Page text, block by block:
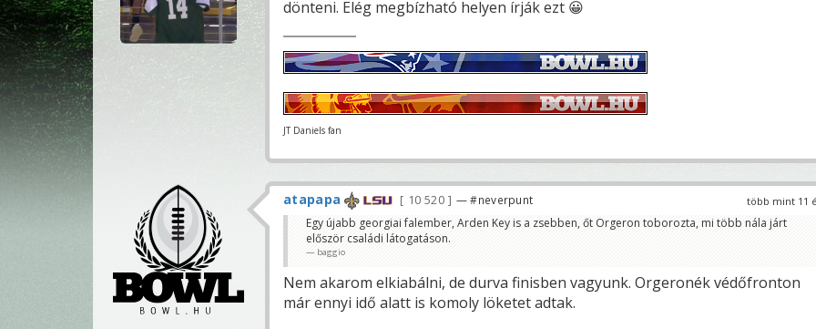
dönteni. Elég megbízható helyen írják ezt 😀
JT Daniels fan
több mint 11
atapapa 10 520 — #neverpunt
Egy újabb georgiai falember, Arden Key is a zsebben, őt Orgeron toborozta, mi több nála járt
először családi látogatáson.
baggio
Nem akarom elkiabálni, de durva finisben vagyunk. Orgeronék védőfronton
már ennyi idő alatt is komoly löketet adtak.